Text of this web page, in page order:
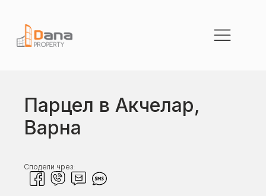
Парцел в Акчелар,
Варна
Сподели чрез: